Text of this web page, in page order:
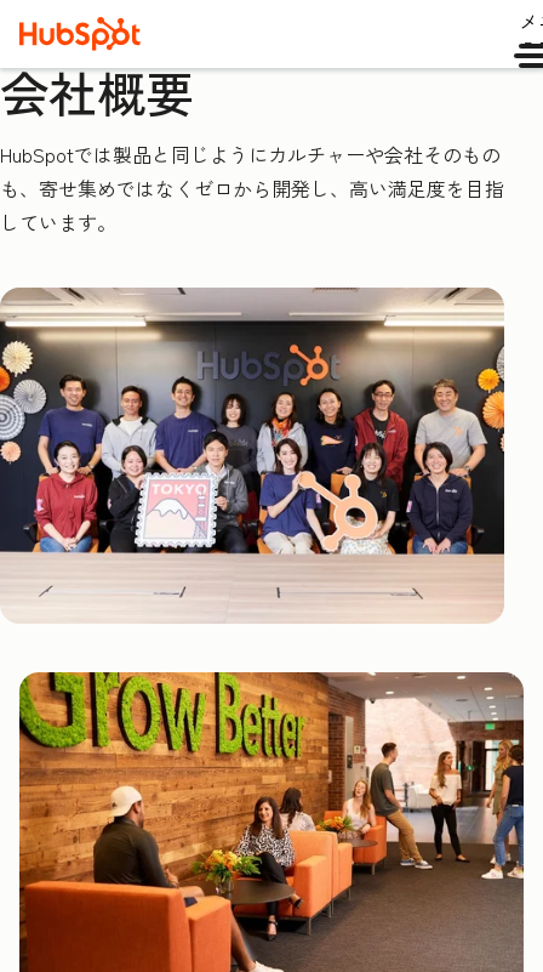
会社概要
HubSpotでは製品と同じようにカルチャーや会社そのもの
も、寄せ集めではなくゼロから開発し、高い満足度を目指
しています。